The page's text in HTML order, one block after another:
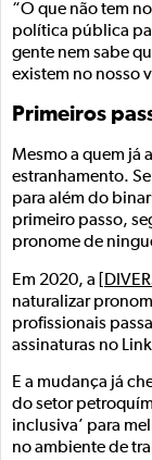
“O que não tem
política pública
gente nem sabe
existem no nosso
Primeiros
Mesmo a quem já
estranhamento.
para além do
primeiro passo,
pronome de
Em 2020, a
naturalizar
profissionais
assinaturas no
E a mudança já
do setor
inclusiva’ para
no ambiente de